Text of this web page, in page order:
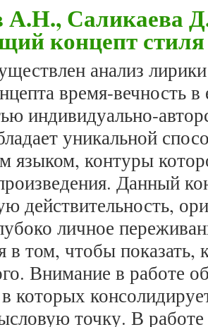
А.Н., Саликаева
концепт
анализ
время-вечность в
индивидуально-
уникальной
языком, контуры
Данный
действительность,
личное
в том, чтобы показать,
Внимание в работе
которых
точку. В работе